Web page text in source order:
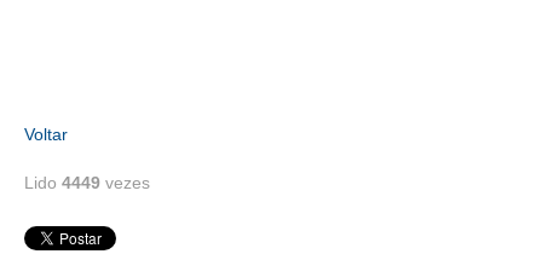
Voltar
Lido 4449 vezes